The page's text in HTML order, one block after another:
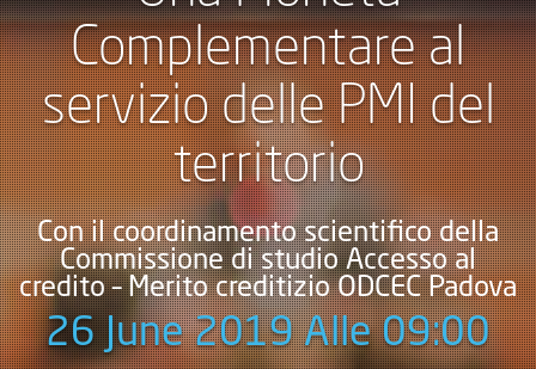
Complementare al
servizio delle PMI del
territorio
Con il coordinamento scientifico della
Commissione di studio Accesso al
credito – Merito creditizio ODCEC Padova
26 June 2019 Alle 09:00